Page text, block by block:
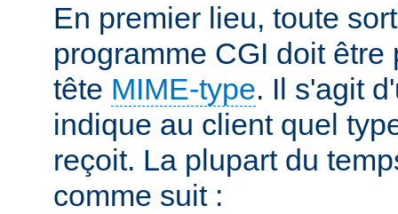
En premier lieu, toute
programme CGI doit être
tête MIME-type. Il s'agit
indique au client quel
reçoit. La plupart du
comme suit :